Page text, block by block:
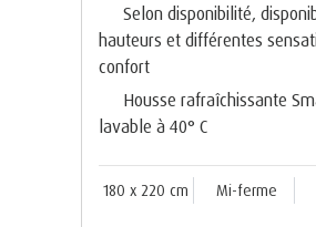
Selon disponibilité,
hauteurs et différentes
confort
Housse rafraîchissante
lavable à 40° C
180 x 220 cm Mi-ferme